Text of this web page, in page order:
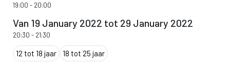
19:00 - 20:00
Van 19 January 2022 tot 29 January 2022
20:30 - 21:30
12 tot 18 jaar 18 tot 25 jaar